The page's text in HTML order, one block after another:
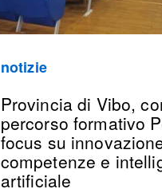
notizie
Provincia di Vibo,
percorso formativo
focus su
competenze e
artificiale